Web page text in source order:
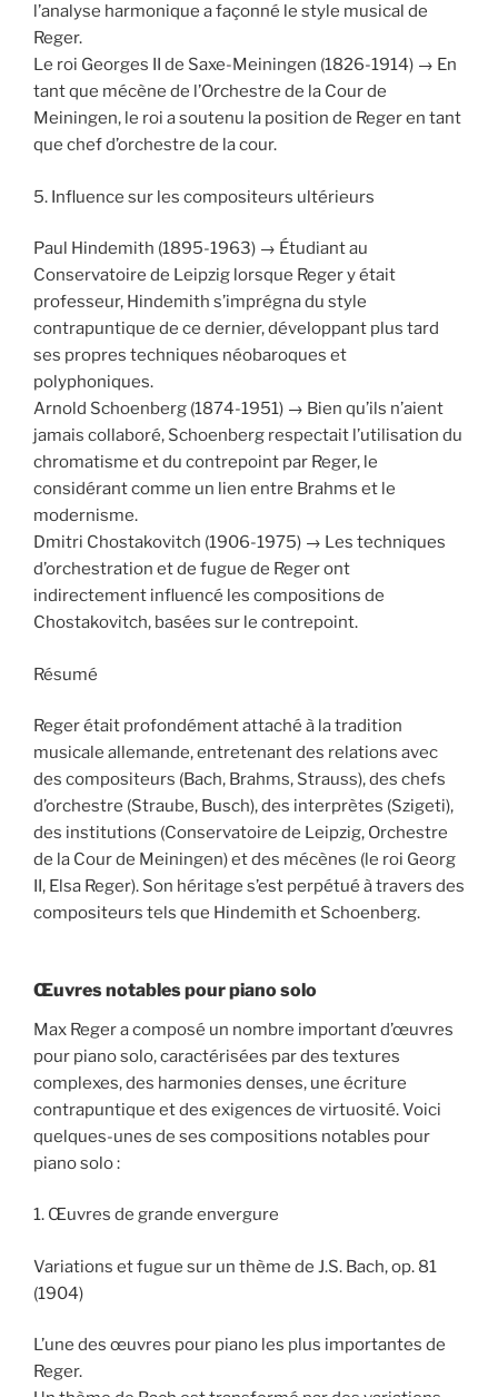
l’analyse harmonique a façonné le style musical de
Reger.
Le roi Georges II de Saxe-Meiningen (1826-1914) → En
tant que mécène de l’Orchestre de la Cour de
Meiningen, le roi a soutenu la position de Reger en tant
que chef d’orchestre de la cour.
5. Influence sur les compositeurs ultérieurs
Paul Hindemith (1895-1963) → Étudiant au
Conservatoire de Leipzig lorsque Reger y était
professeur, Hindemith s’imprégna du style
contrapuntique de ce dernier, développant plus tard
ses propres techniques néobaroques et
polyphoniques.
Arnold Schoenberg (1874-1951) → Bien qu’ils n’aient
jamais collaboré, Schoenberg respectait l’utilisation du
chromatisme et du contrepoint par Reger, le
considérant comme un lien entre Brahms et le
modernisme.
Dmitri Chostakovitch (1906-1975) → Les techniques
d’orchestration et de fugue de Reger ont
indirectement influencé les compositions de
Chostakovitch, basées sur le contrepoint.
Résumé
Reger était profondément attaché à la tradition
musicale allemande, entretenant des relations avec
des compositeurs (Bach, Brahms, Strauss), des chefs
d’orchestre (Straube, Busch), des interprètes (Szigeti),
des institutions (Conservatoire de Leipzig, Orchestre
de la Cour de Meiningen) et des mécènes (le roi Georg
II, Elsa Reger). Son héritage s’est perpétué à travers des
compositeurs tels que Hindemith et Schoenberg.
Œuvres notables pour piano solo
Max Reger a composé un nombre important d’œuvres
pour piano solo, caractérisées par des textures
complexes, des harmonies denses, une écriture
contrapuntique et des exigences de virtuosité. Voici
quelques-unes de ses compositions notables pour
piano solo :
1. Œuvres de grande envergure
Variations et fugue sur un thème de J.S. Bach, op. 81
(1904)
L’une des œuvres pour piano les plus importantes de
Reger.